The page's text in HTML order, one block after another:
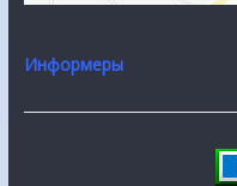
Информеры